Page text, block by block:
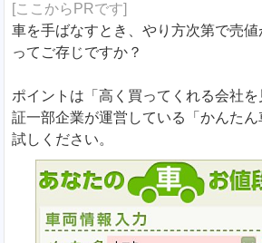
[ここからPRです]
車を手ばなすとき、やり方次第で売
ってご存じですか？
ポイントは「高く買ってくれる会社
証一部企業が運営している「かんた
試しください。